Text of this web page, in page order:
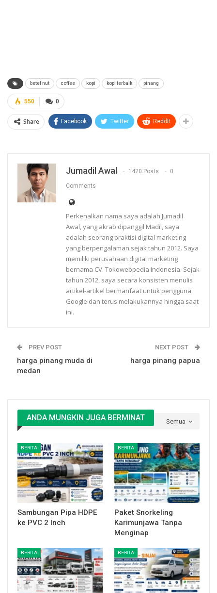
betel nut coffee kopi kopi terbaik pinang
0
550
Share Facebook Twitter ReddIt
Jumadil Awal 1420 Posts 0
Comments
Perkenalkan nama saya adalah Jumadil
Awal, yang akrab dipanggil Madil, saya
adalah seorang praktisi digital marketing
yang berpengalaman sejak tahun 2012. Saya
memiliki perusahaan digital marketing
bernama CV. Tokowebpedia Indonesia. Sejak
tahun 2012, saya secara konsisten menulis
artikel-artikel bermanfaat untuk pengguna
Google dan terus melakukannya hingga saat
ini.
PREV POST
harga pinang muda di
medan
NEXT POST
harga pinang papua
Semua
ANDA MUNGKIN JUGA BERMINAT
BERITA
Sambungan Pipa HDPE
ke PVC 2 Inch
BERITA
Paket Snorkeling
Karimunjawa Tanpa
Menginap
BERITA BERITA